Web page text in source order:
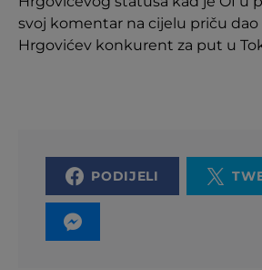
svoj komentar na cijelu priču
Hrgovićev konkurent za put u
PODIJELI